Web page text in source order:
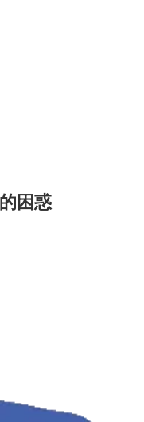
困惑